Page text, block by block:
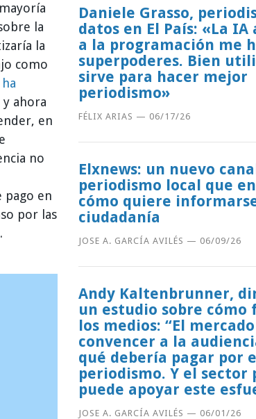
la
la
como
ha
y ahora
en
no
pago en
por las
Daniele Grasso,
datos en El País: «La IA
a la programación me
superpoderes. Bien
sirve para hacer mejor
periodismo»
FÉLIX ARIAS — 06/17/26
Elxnews: un nuevo
periodismo local que
cómo quiere
ciudadanía
JOSE A. GARCÍA AVILÉS — 06/09/26
Andy Kaltenbrunner,
un estudio sobre cómo
los medios: “El
convencer a la
qué debería pagar por
periodismo. Y el sector
puede apoyar este
JOSE A. GARCÍA AVILÉS — 06/01/26